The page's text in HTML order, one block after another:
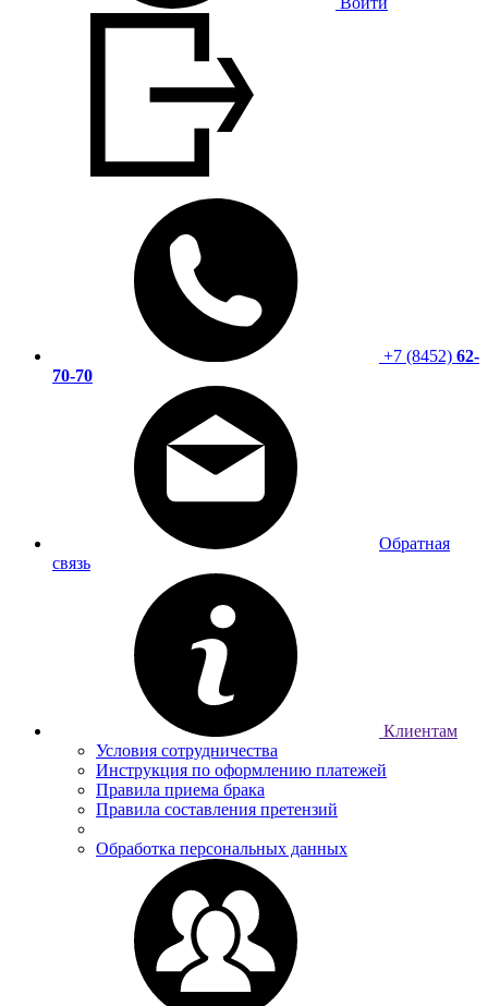
+7 (8452) 62-
70-70
Обратная
связь
Клиентам
Условия сотрудничества
Инструкция по оформлению платежей
Правила приема брака
Правила составления претензий
Обработка персональных данных